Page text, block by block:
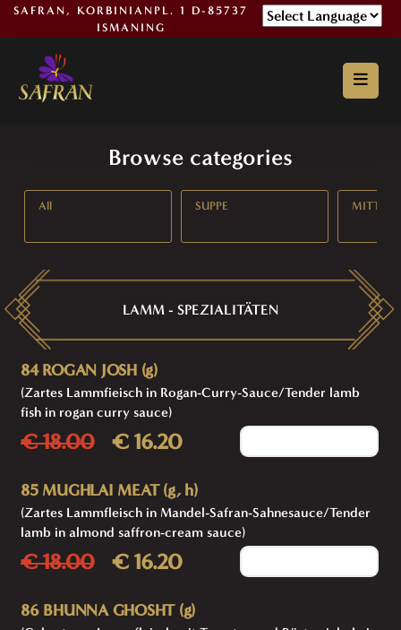
SAFRAN, KORBINIANPL. 1 D-85737
ISMANING
Powered by
Browse categories
All SUPPE
LAMM - SPEZIALITÄTEN
84 ROGAN JOSH (g)
(Zartes Lammfieisch in Rogan-Curry-Sauce/Tender lamb
fish in rogan curry sauce)
€ 18.00 € 16.20
85 MUGHLAI MEAT (g, h)
(Zartes Lammfleisch in Mandel-Safran-Sahnesauce/Tender
lamb in almond saffron-cream sauce)
€ 18.00 € 16.20
86 BHUNNA GHOSHT (g)